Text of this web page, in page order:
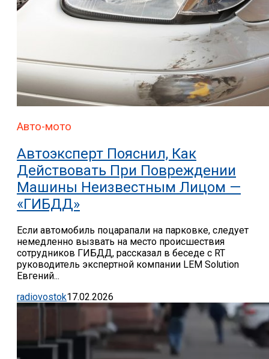
Авто-мото
Автоэксперт Пояснил, Как
Действовать При Повреждении
Машины Неизвестным Лицом —
«ГИБДД»
Если автомобиль поцарапали на парковке, следует
немедленно вызвать на место происшествия
сотрудников ГИБДД, рассказал в беседе с RT
руководитель экспертной компании LEM Solution
Евгений...
radiovostok17.02.2026